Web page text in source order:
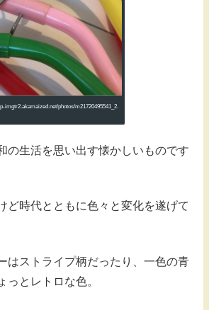
photos/m21720495541_2.
の生活を思い出す懐かしいものです
ど時代とともに色々と変化を遂げて
はストライプ柄だったり、一色の青
っとレトロな色。